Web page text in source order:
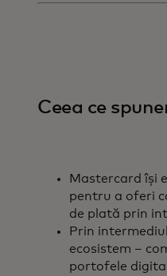
Ceea ce
Mastercard își
pentru a oferi
de plată prin
Prin
ecosistem –
portofele